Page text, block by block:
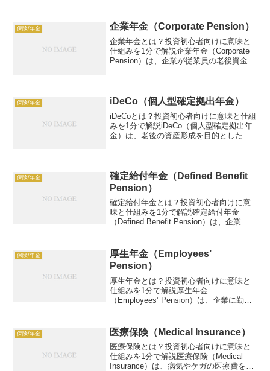
保険/年金 企業年金（Corporate Pension）
企業年金とは？投資初心者向けに意味と
仕組みを1分で解説企業年金（Corporate
Pension）は、企業が従業員の老後資金を
保険/年金 iDeCo（個人型確定拠出年金）
iDeCoとは？投資初心者向けに意味と仕組
みを1分で解説iDeCo（個人型確定拠出年
金）は、老後の資産形成を目的とした日
運用成果に応...
保険/年金
確定給付年金（Defined Benefit
Pension）
確定給付年金とは？投資初心者向けに意
味と仕組みを1分で解説確定給付年金
（Defined Benefit Pension）は、企業が
では、確定給付年金の仕組み、活用方...
保険/年金
厚生年金（Employees’
Pension）
厚生年金とは？投資初心者向けに意味と
仕組みを1分で解説厚生年金
（Employees’ Pension）は、企業に勤め
3%運用で300万円ゲイン。この記事で
は、厚生年金...
保険/年金 医療保険（Medical Insurance）
医療保険とは？投資初心者向けに意味と
仕組みを1分で解説医療保険（Medical
Insurance）は、病気やケガの医療費を補